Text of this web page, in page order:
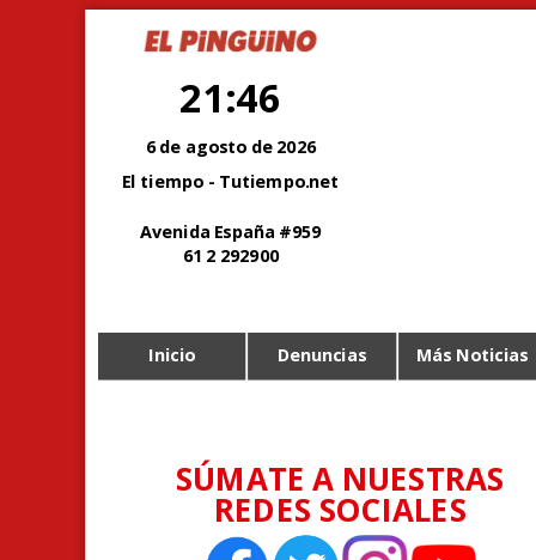
21:46
6 de agosto de 2026
El tiempo - Tutiempo.net
Avenida España #959
61 2 292900
Inicio Denuncias Más Noticias
SÚMATE A NUESTRAS
REDES SOCIALES